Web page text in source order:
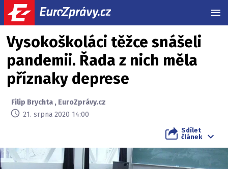
Vysokoškoláci těžce snášeli
pandemii. Řada z nich měla
příznaky deprese
Filip Brychta , EuroZprávy.cz
21. srpna 2020 14:00
Sdílet
článek